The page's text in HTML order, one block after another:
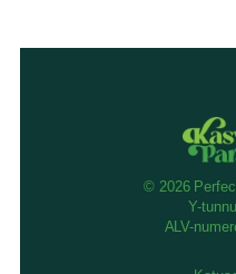
© 2026
Y-
ALV-